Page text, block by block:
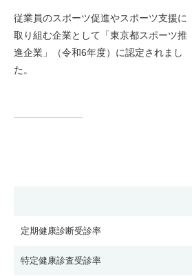
従業員のスポーツ促進やスポーツ支援に
取り組む企業として「東京都スポーツ推
進企業」（令和6年度）に認定されまし
た。
定期健康診断受診率
特定健康診査受診率